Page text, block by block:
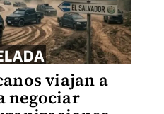
viajan a
negociar